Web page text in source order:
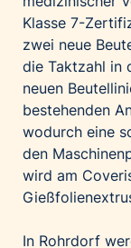
Vollpension
win2day
Wolt
woom bikes
Kontakt
Klasse 7-
zwei neue
die Taktzahl in
neuen
bestehenden
wodurch eine
den
wird am
In Rohrdorf